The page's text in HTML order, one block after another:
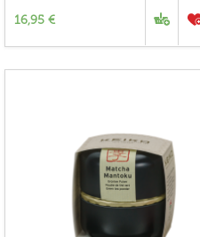
16,95 €